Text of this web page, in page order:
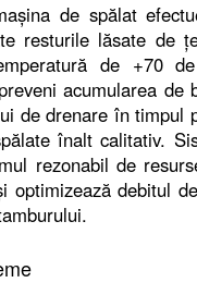
de spălat
resturile lăsate de
de +70
acumularea
de drenare în
înalt calitativ.
rezonabil de
optimizează debitul